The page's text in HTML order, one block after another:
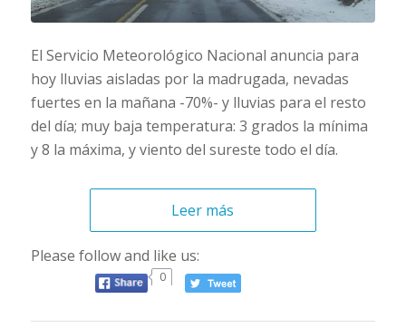
El Servicio Meteorológico Nacional anuncia para
hoy lluvias aisladas por la madrugada, nevadas
fuertes en la mañana -70%- y lluvias para el resto
del día; muy baja temperatura: 3 grados la mínima
y 8 la máxima, y viento del sureste todo el día.
Leer más
Please follow and like us:
0